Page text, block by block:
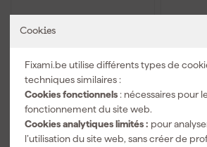
Cookies
Fixami.be utilise différents types de
techniques similaires :
Cookies fonctionnels : nécessaires pour
fonctionnement du site web.
Cookies analytiques limités : pour
l’utilisation du site web, sans créer de
Perceuse visseuse sans-
5,0 ah - MAKPAC - 62
Nm
238,75
TTC
Prix conseillé
232,43
TTC